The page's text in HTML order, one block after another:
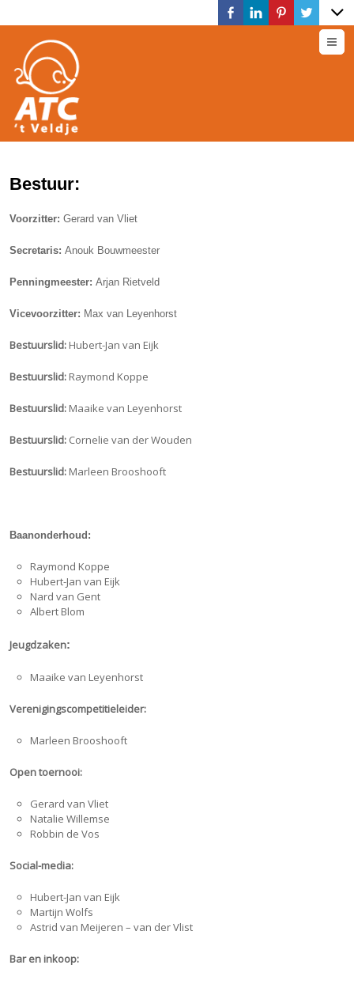
Bestuur:
Voorzitter:Gerard van Vliet
Secretaris:Anouk Bouwmeester
Penningmeester:Arjan Rietveld
Vicevoorzitter: Max van Leyenhorst
Bestuurslid: Hubert-Jan van Eijk
Bestuurslid: Raymond Koppe
Bestuurslid: Maaike van Leyenhorst
Bestuurslid: Cornelie van der Wouden
Bestuurslid: Marleen Brooshooft
Baanonderhoud:
Raymond Koppe
Hubert-Jan van Eijk
Nard van Gent
Albert Blom
Jeugdzaken:
Maaike van Leyenhorst
Verenigingscompetitieleider:
Marleen Brooshooft
Open toernooi:
Gerard van Vliet
Natalie Willemse
Robbin de Vos
Social-media:
Hubert-Jan van Eijk
Martijn Wolfs
Astrid van Meijeren – van der Vlist
Bar en inkoop: